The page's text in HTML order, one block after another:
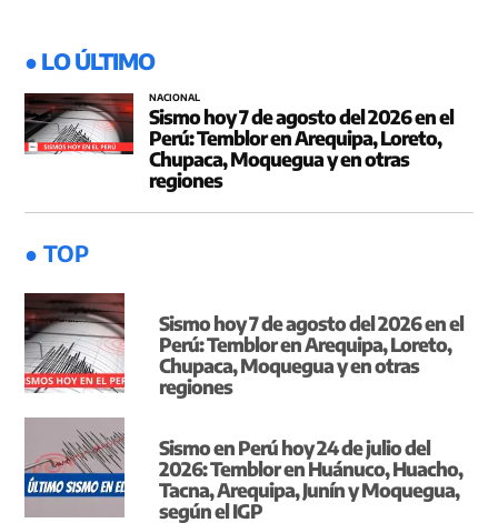
● LO ÚLTIMO
NACIONAL
Sismo hoy 7 de agosto del 2026 en el
Perú: Temblor en Arequipa, Loreto,
Chupaca, Moquegua y en otras
regiones
● TOP
Sismo hoy 7 de agosto del 2026 en el
Perú: Temblor en Arequipa, Loreto,
Chupaca, Moquegua y en otras
regiones
Sismo en Perú hoy 24 de julio del
2026: Temblor en Huánuco, Huacho,
Tacna, Arequipa, Junín y Moquegua,
según el IGP